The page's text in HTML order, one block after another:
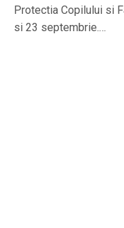
Protectia Copilului si
si 23 septembrie.…